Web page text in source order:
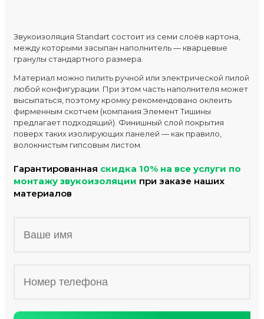
Звукоизоляция Standart состоит из семи слоёв картона,
между которыми засыпан наполнитель — кварцевые
гранулы стандартного размера.
Материал можно пилить ручной или электрической пилой
любой конфигурации. При этом часть наполнителя может
высыпаться, поэтому кромку рекомендовано оклеить
фирменным скотчем (компания Элемент Тишины
предлагает подходящий). Финишный слой покрытия
поверх таких изолирующих панелей — как правило,
волокнистым гипсовым листом.
Гарантированная скидка 10% на все услуги по
монтажу звукоизоляции при заказе наших
материалов